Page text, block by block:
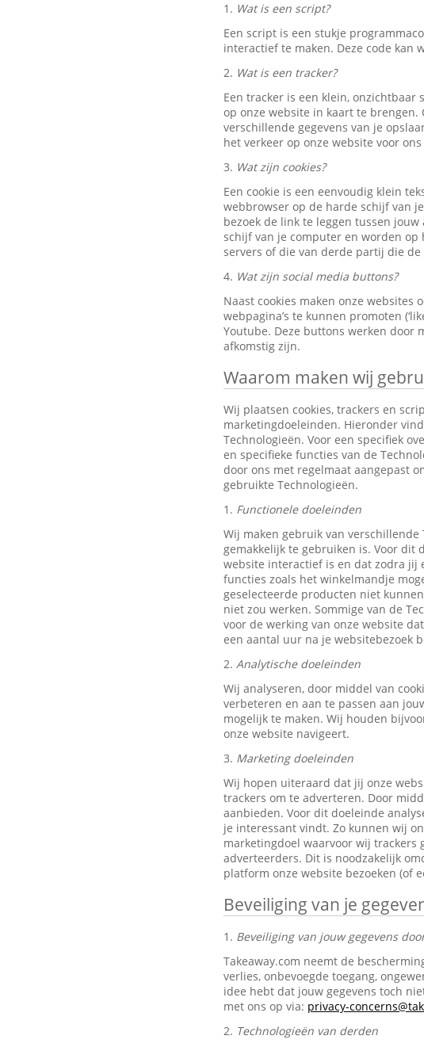
1. Wat is een script?
Een script is een stukje
interactief te maken. Deze code kan
2. Wat is een tracker?
Een tracker is een klein,
op onze website in kaart te
verschillende gegevens van je
het verkeer op onze website voor
3. Wat zijn cookies?
Een cookie is een eenvoudig klein
webbrowser op de harde schijf van
bezoek de link te leggen tussen
schijf van je computer en worden
servers of die van derde partij die
4. Wat zijn social media buttons?
Naast cookies maken onze websites
webpagina’s te kunnen promoten
Youtube. Deze buttons werken door
afkomstig zijn.
Waarom maken wij
Wij plaatsen cookies, trackers en
marketingdoeleinden. Hieronder
Technologieën. Voor een specifiek
en specifieke functies van de
door ons met regelmaat aangepast
gebruikte Technologieën.
1. Functionele doeleinden
Wij maken gebruik van
gemakkelijk te gebruiken is. Voor dit
website interactief is en dat zodra jij
functies zoals het winkelmandje
geselecteerde producten niet
niet zou werken. Sommige van de
voor de werking van onze website
een aantal uur na je websitebezoek
2. Analytische doeleinden
Wij analyseren, door middel van
verbeteren en aan te passen aan
mogelijk te maken. Wij houden
onze website navigeert.
3. Marketing doeleinden
Wij hopen uiteraard dat jij onze
trackers om te adverteren. Door
aanbieden. Voor dit doeleinde
je interessant vindt. Zo kunnen wij
marketingdoel waarvoor wij trackers
adverteerders. Dit is noodzakelijk
platform onze website bezoeken (of
Beveiliging van je
1. Beveiliging van jouw gegevens
Takeaway.com neemt de
verlies, onbevoegde toegang,
idee hebt dat jouw gegevens toch
met ons op via: privacy-
2. Technologieën van derden